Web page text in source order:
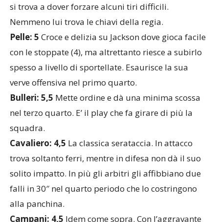
si trova a dover forzare alcuni tiri difficili.
Nemmeno lui trova le chiavi della regia.
Pelle: 5 Croce e delizia su Jackson dove gioca facile
con le stoppate (4), ma altrettanto riesce a subirlo
spesso a livello di sportellate. Esaurisce la sua
verve offensiva nel primo quarto.
Bulleri: 5,5 Mette ordine e dà una minima scossa
nel terzo quarto. E’ il play che fa girare di più la
squadra.
Cavaliero: 4,5 La classica serataccia. In attacco
trova soltanto ferri, mentre in difesa non dà il suo
solito impatto. In più gli arbitri gli affibbiano due
falli in 30″ nel quarto periodo che lo costringono
alla panchina.
Campani: 4,5 Idem come sopra. Con l’aggravante